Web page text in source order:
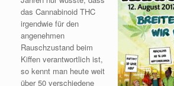
das Cannabinoid THC
irgendwie für den
angenehmen
Rauschzustand beim
Kiffen verantwortlich ist,
so kennt man heute weit
über 50 verschiedene